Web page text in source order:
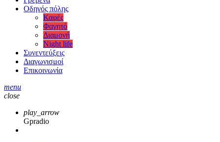
Οδηγός πόλης
Καφές
Φαγητό
Διαμονή
Night life
Συνεντεύξεις
Διαγωνισμοί
Επικοινωνία
menu
close
play_arrow
Gpradio